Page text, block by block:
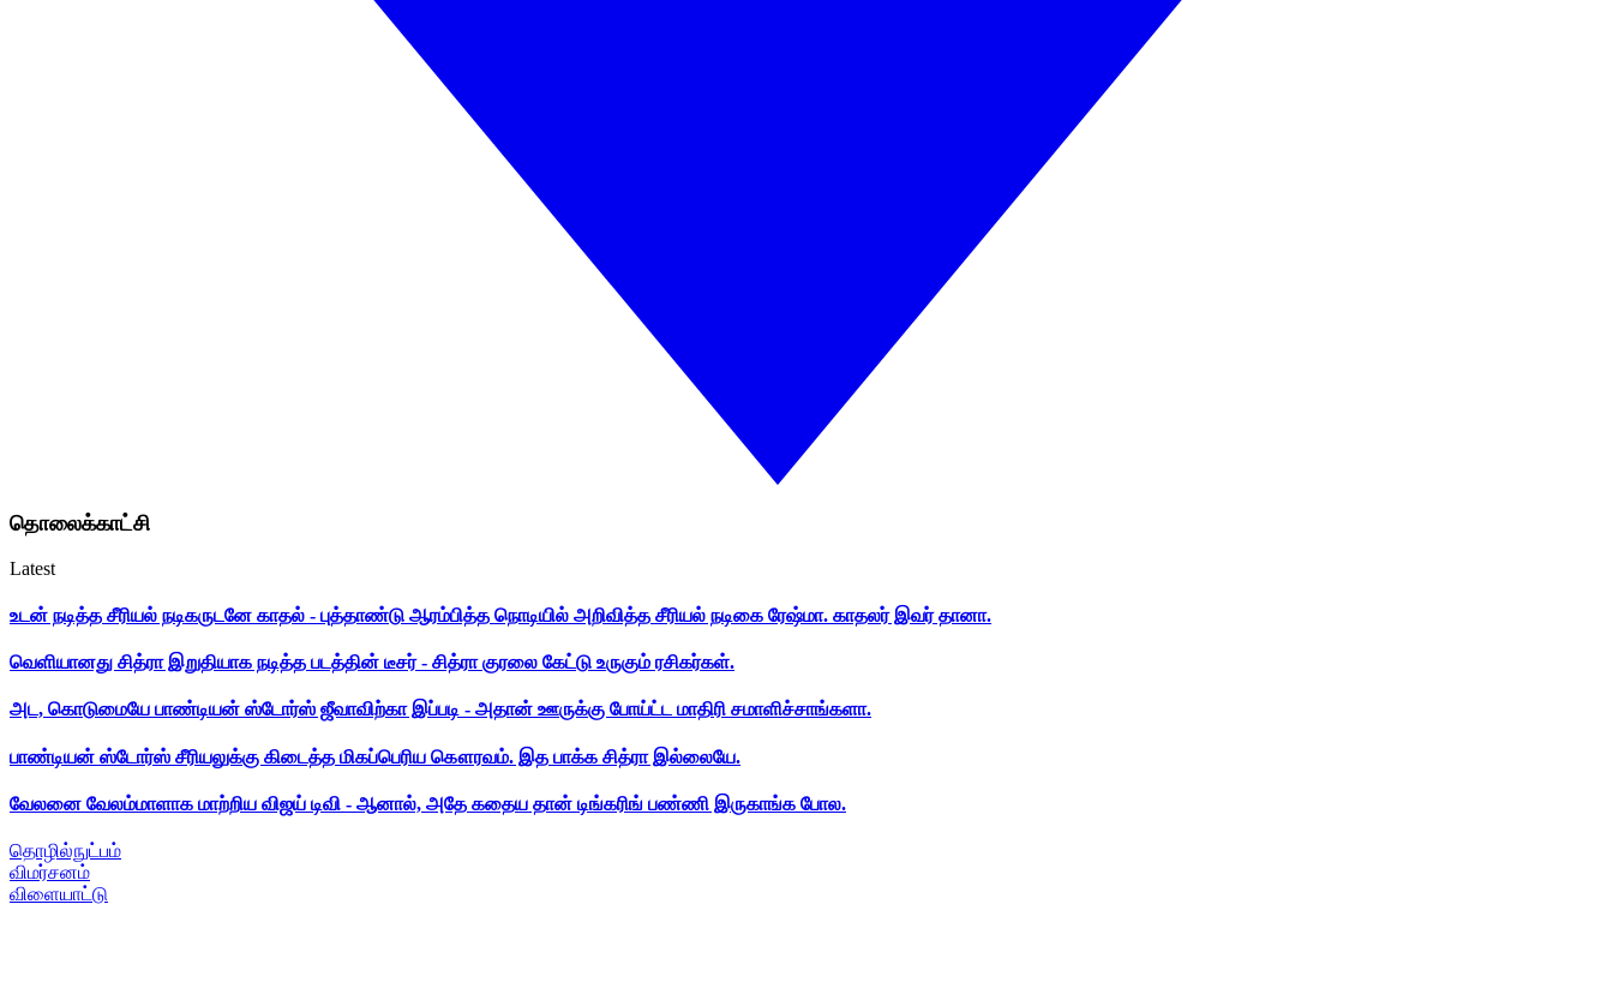
தொலைக்காட்சி
Latest
உடன் நடித்த சீரியல் நடிகருடனே காதல் - புத்தாண்டு ஆரம்பித்த நொடியில் அறிவித்த சீரியல் நடிகை ரேஷ்மா. காதலர் இவர் தானா.
வெளியானது சித்ரா இறுதியாக நடித்த படத்தின் டீசர் - சித்ரா குரலை கேட்டு உருகும் ரசிகர்கள்.
அட, கொடுமையே பாண்டியன் ஸ்டோர்ஸ் ஜீவாவிற்கா இப்படி - அதான் ஊருக்கு போய்ட்ட மாதிரி சமாளிச்சாங்களா.
பாண்டியன் ஸ்டோர்ஸ் சீரியலுக்கு கிடைத்த மிகப்பெரிய கௌரவம். இத பாக்க சித்ரா இல்லையே.
வேலனை வேலம்மாளாக மாற்றிய விஜய் டிவி - ஆனால், அதே கதைய தான் டிங்கரிங் பண்ணி இருகாங்க போல.
தொழில்நுட்பம்
விமர்சனம்
விளையாட்டு